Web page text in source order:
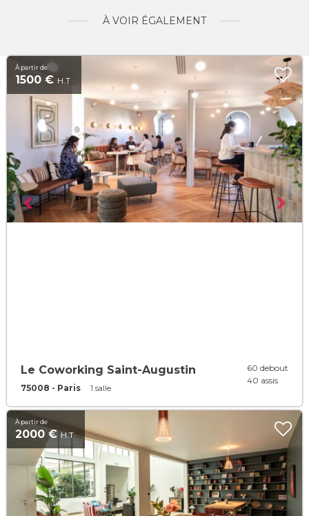
À VOIR ÉGALEMENT
À partir de
1500 € H.T
Le Coworking Saint-Augustin
75008 - Paris 1 salle
60 debout
40 assis
À partir de
2000 €H.T